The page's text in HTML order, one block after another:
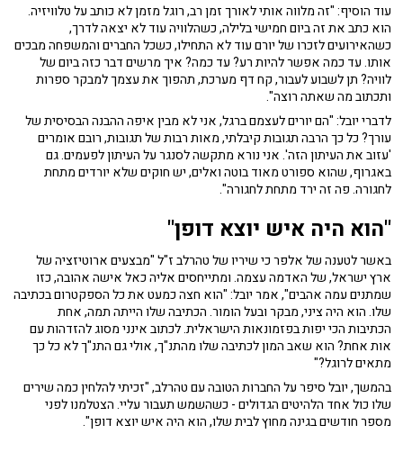
עוד הוסיף: "זה מלווה אותי לאורך זמן רב, רוגל מזמן לא כותב על טלוויזיה.
הוא כתב את זה ביום חמישי בלילה, כשהלוויה עוד לא יצאה לדרך,
כשהאירועים לזכרו של יורם עוד לא התחילו, כשכל החברים והמשפחה מבכים
אותו. עד כמה אפשר להיות רע? עד כמה? איך מרשים דבר כזה ביום של
לוויה? תן לשבוע לעבור, קח דף מערכת, תהפוך את עצמך למבקר ספרות
ותכתוב מה שאתה רוצה".
לדברי יובל: "הם יורים לעצמם ברגל, אני לא מבין איפה ההבנה הבסיסית של
עורך? כל כך הרבה תגובות קיבלתי, מאות רבות של תגובות, רובם אומרים
'עזוב את העיתון הזה'. אני נורא מתקשה לסנגר על העיתון לפעמים. גם
באגרוף, שהוא ספורט מאוד בוטה ואלים, יש חוקים שלא יורדים מתחת
לחגורה. פה זה ירד מתחת לחגורה".
"הוא היה איש יוצא דופן"
באשר לטענה של אלפר כי שיריו של טהרלב ז"ל "מבצעים ארוטיזציה של
ארץ ישראל, של האדמה עצמה. ומתייחסים אליה כאל אישה אהובה, כזו
שמתנים עמה אהבים", אמר יובל: "הוא חצה כמעט את כל הספקטרום בכתיבה
שלו. הוא היה ציני, מבקר ובעל הומור. הכתיבה שלו הייתה תמה, אחת
הכתיבות הכי יפות בפזמונאות הישראלית. לכתוב אינני מסוג להזדהות עם
אות אחת? הוא שאב המון לכתיבה שלו מהתנ"ך, אולי גם התנ"ך לא כל כך
מתאים לרוגל?"
בהמשך, יובל סיפר על החברות הטובה עם טהרלב, "זכיתי להלחין כמה שירים
שלו כול אחד הלהיטים הגדולים - כשהשמש תעבור עליי. הצטלמנו לפני
מספר חודשים בגינה מחוץ לבית שלו, הוא היה איש יוצא דופן".